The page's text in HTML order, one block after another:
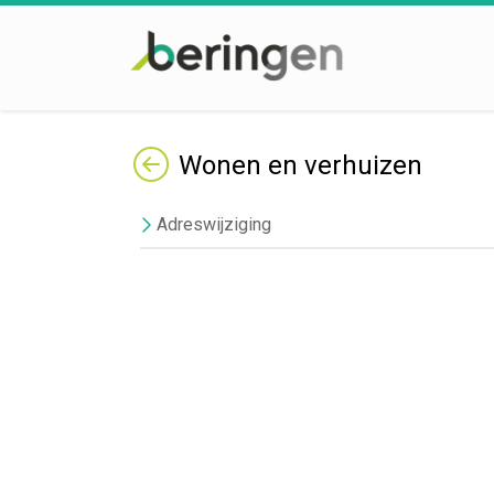
Terug Wonen en verhuizen
Adreswijziging